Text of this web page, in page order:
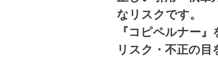
なリスクです。
『コピペルナー
リスク・不正の